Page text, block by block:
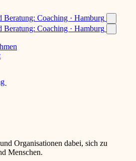
Organisationen dabei, sich zu
Menschen.